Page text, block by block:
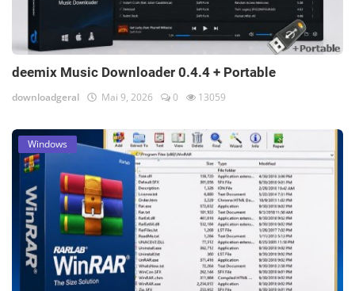
deemix Music Downloader 0.4.4 + Portable
downloadgeral Mai 9, 2026 0 13059
Windows